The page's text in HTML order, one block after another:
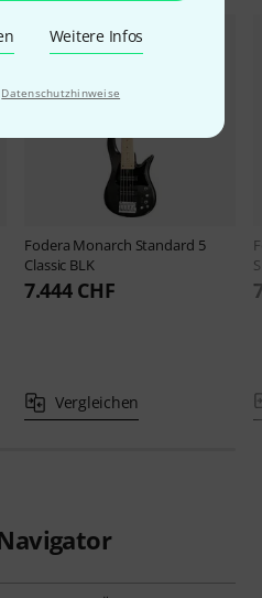
Weitere Infos
Datenschutzhinweise
Fodera Monarch Standard 5
Classic BLK
7.444 CHF
Vergleichen